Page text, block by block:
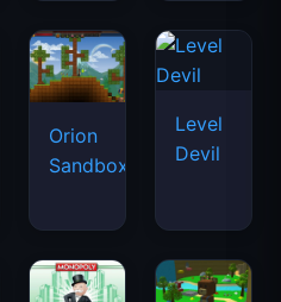
Orion
Sandbox
Level
Devil